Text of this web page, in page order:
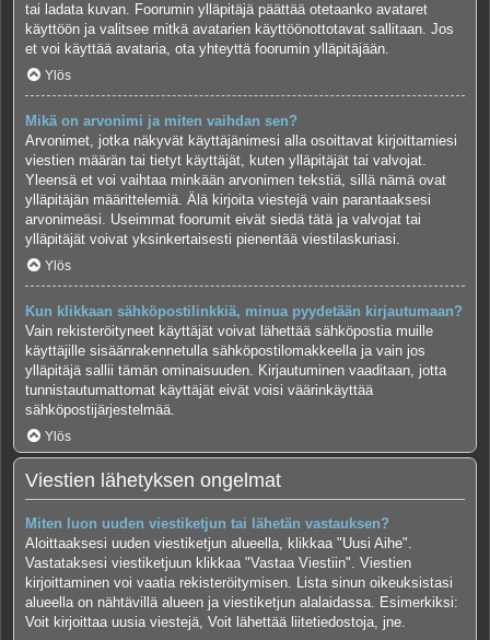
tai ladata kuvan. Foorumin ylläpitäjä päättää otetaanko avataret
käyttöön ja valitsee mitkä avatarien käyttöönottotavat sallitaan. Jos
et voi käyttää avataria, ota yhteyttä foorumin ylläpitäjään.
Ylös
Mikä on arvonimi ja miten vaihdan sen?
Arvonimet, jotka näkyvät käyttäjänimesi alla osoittavat kirjoittamiesi
viestien määrän tai tietyt käyttäjät, kuten ylläpitäjät tai valvojat.
Yleensä et voi vaihtaa minkään arvonimen tekstiä, sillä nämä ovat
ylläpitäjän määrittelemiä. Älä kirjoita viestejä vain parantaaksesi
arvonimeäsi. Useimmat foorumit eivät siedä tätä ja valvojat tai
ylläpitäjät voivat yksinkertaisesti pienentää viestilaskuriasi.
Ylös
Kun klikkaan sähköpostilinkkiä, minua pyydetään kirjautumaan?
Vain rekisteröityneet käyttäjät voivat lähettää sähköpostia muille
käyttäjille sisäänrakennetulla sähköpostilomakkeella ja vain jos
ylläpitäjä sallii tämän ominaisuuden. Kirjautuminen vaaditaan, jotta
tunnistautumattomat käyttäjät eivät voisi väärinkäyttää
sähköpostijärjestelmää.
Ylös
Viestien lähetyksen ongelmat
Miten luon uuden viestiketjun tai lähetän vastauksen?
Aloittaaksesi uuden viestiketjun alueella, klikkaa "Uusi Aihe".
Vastataksesi viestiketjuun klikkaa "Vastaa Viestiin". Viestien
kirjoittaminen voi vaatia rekisteröitymisen. Lista sinun oikeuksistasi
alueella on nähtävillä alueen ja viestiketjun alalaidassa. Esimerkiksi:
Voit kirjoittaa uusia viestejä, Voit lähettää liitetiedostoja, jne.